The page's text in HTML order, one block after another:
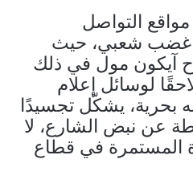
التواصل
غضب شعبي، حيث
آيكون مول في ذلك
لوسائل إعلام
بحرية، يشكّل تجسيدًا
عن نبض الشارع، لا
المستمرة في قطاع